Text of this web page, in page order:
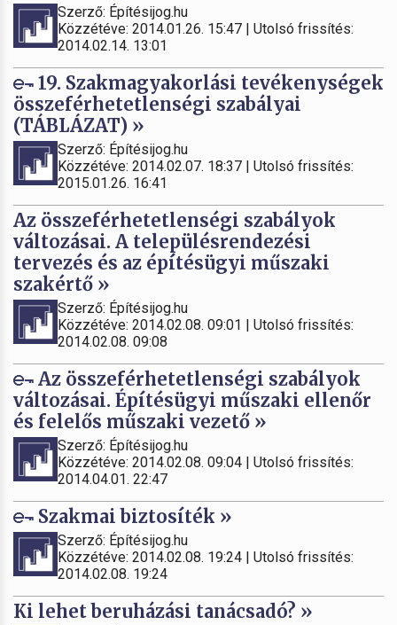
Szerző: Építésijog.hu
Közzétéve: 2014.01.26. 15:47 | Utolsó frissítés:
2014.02.14. 13:01
19. Szakmagyakorlási tevékenységek
összeférhetetlenségi szabályai
(TÁBLÁZAT) »
Szerző: Építésijog.hu
Közzétéve: 2014.02.07. 18:37 | Utolsó frissítés:
2015.01.26. 16:41
Az összeférhetetlenségi szabályok
változásai. A településrendezési
tervezés és az építésügyi műszaki
szakértő »
Szerző: Építésijog.hu
Közzétéve: 2014.02.08. 09:01 | Utolsó frissítés:
2014.02.08. 09:08
Az összeférhetetlenségi szabályok
változásai. Építésügyi műszaki ellenőr
és felelős műszaki vezető »
Szerző: Építésijog.hu
Közzétéve: 2014.02.08. 09:04 | Utolsó frissítés:
2014.04.01. 22:47
Szakmai biztosíték »
Szerző: Építésijog.hu
Közzétéve: 2014.02.08. 19:24 | Utolsó frissítés:
2014.02.08. 19:24
Ki lehet beruházási tanácsadó? »